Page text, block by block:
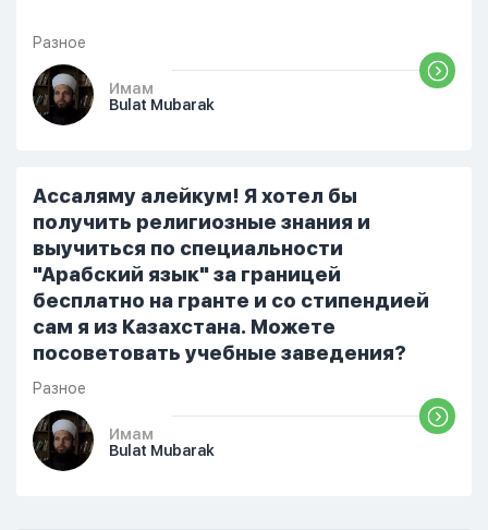
Разное
Имам
Bulat Mubarak
Ассаляму алейкум! Я хотел бы
получить религиозные знания и
выучиться по специальности
"Арабский язык" за границей
бесплатно на гранте и со стипендией
сам я из Казахстана. Можете
посоветовать учебные заведения?
Разное
Имам
Bulat Mubarak